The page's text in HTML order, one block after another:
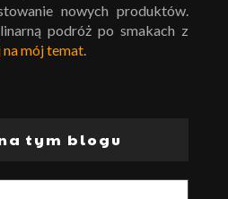
nowych produktów.
podróż po smakach z
mój temat.
tym blogu